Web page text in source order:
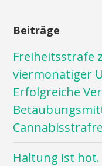
Beiträge
Freiheitsstrafe
viermonatiger
Erfolgreiche
Haltung ist